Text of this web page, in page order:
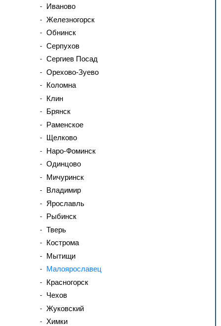
Иваново
Железногорск
Обнинск
Серпухов
Сергиев Посад
Орехово-Зуево
Коломна
Клин
Брянск
Раменское
Щелково
Наро-Фоминск
Одинцово
Мичуринск
Владимир
Ярославль
Рыбинск
Тверь
Кострома
Мытищи
Малоярославец
Красногорск
Чехов
Жуковский
Химки